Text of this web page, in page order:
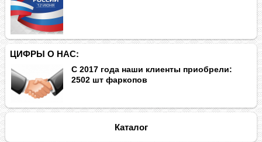
ЦИФРЫ О НАС:
С 2017 года наши клиенты приобрели:
2502 шт фаркопов
Каталог